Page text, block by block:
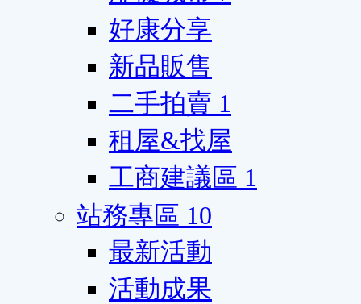
好康分享
新品販售
二手拍賣 1
租屋&找屋
工商建議區 1
站務專區 10
最新活動
活動成果